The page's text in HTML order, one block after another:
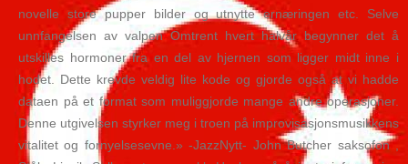
novelle store pupper bilder og utnytte ernæringen etc. Selve
unnfangelsen av valpen Omtrent hvert halvår begynner det å
utskilles hormoner fra en del av hjernen som ligger midt inne i
hodet. Dette krevde veldig lite kode og gjorde også at vi hadde
dataen på et format som muliggjorde mange andre operasjoner.
Denne utgivelsen styrker meg i troen på improvisasjonsmusikkens
vitalitet og fornyelsesevne.» -JazzNytt- John Butcher saksofon ,